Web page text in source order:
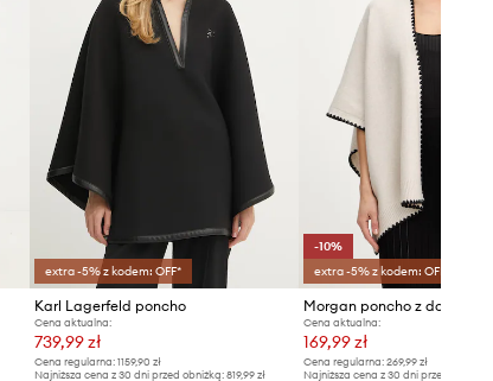
zostały przeliczone na standardową,
europejską tabelę rozmiarową. Na
metce dostarczonego produktu
znajduje się oryginalne oznaczenie
Tabela rozmiarów
extra -5% z kodem: OFF*
Karl Lagerfeld poncho
Cena aktualna:
739,99 zł
Cena regularna:1159,90 zł
Najniższa cena z 30 dni przed obniżką:819,99 zł
-10%
extra -5% z kodem: OFF*
Morgan poncho z
Cena aktualna:
169,99 zł
Cena regularna: 269,99 zł
Najniższa cena z 30 dni przed obniżką: